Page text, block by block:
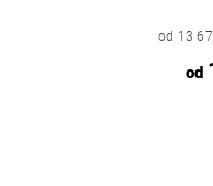
od 13
od